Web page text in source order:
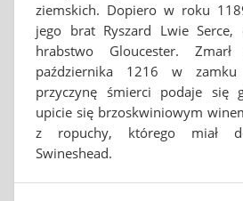
ziemskich. Dopiero w roku
jego brat Ryszard Lwie Serce,
hrabstwo Gloucester.
października 1216 w
przyczynę śmierci podaje się
upicie się brzoskwiniowym
z ropuchy, którego miał
Swineshead.